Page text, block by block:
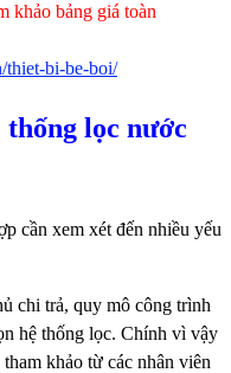
khảo bảng giá toàn
thiet-bi-be-boi/
lọc nước
cần xem xét đến nhiều yếu
chi trả, quy mô công trình
hệ thống lọc. Chính vì vậy
khảo từ các nhân viên